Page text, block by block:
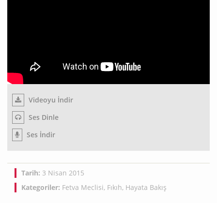
Videoyu İndir
Ses Dinle
Ses İndir
Tarih: 3 Nisan 2015
Kategoriler: Fetva Meclisi, Fıkıh, Hayata Bakış